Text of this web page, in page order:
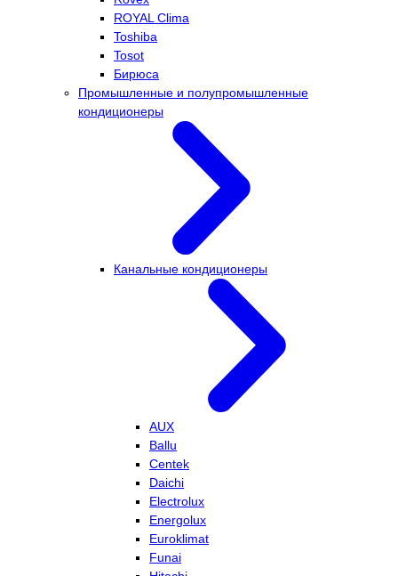
ROYAL Clima
Toshiba
Tosot
Бирюса
Промышленные и полупромышленные
кондиционеры
Канальные кондиционеры
AUX
Ballu
Centek
Daichi
Electrolux
Energolux
Euroklimat
Funai